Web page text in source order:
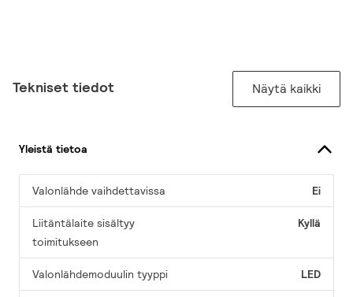
Tekniset tiedot Näytä kaikki
Yleistä tietoa
Valonlähde vaihdettavissa Ei
Liitäntälaite sisältyy
toimitukseen
Kyllä
Valonlähdemoduulin tyyppi LED